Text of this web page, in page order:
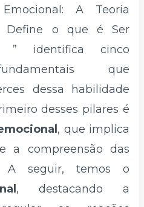
A Teoria
Define o que é Ser
” identifica cinco
que
dessa habilidade
desses pilares é
, que implica
a compreensão das
A seguir, temos o
, destacando a